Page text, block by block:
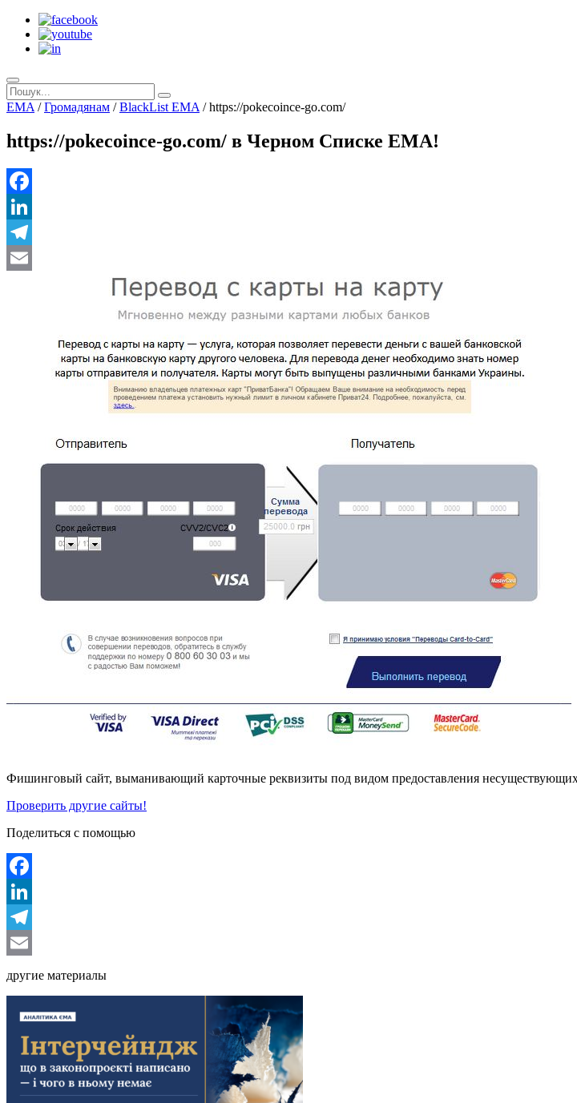
EMA /Громадянам /BlackList EMA /https://pokecoince-go.com/
https://pokecoince-go.com/ в Черном Списке ЕМА!
Facebook
LinkedIn
Telegram
Фишинговый сайт, выманивающий карточные реквизиты под видом предоставления несуществующих
Проверить другие сайты!
Поделиться с помощью
Facebook
LinkedIn
Telegram
другие материалы